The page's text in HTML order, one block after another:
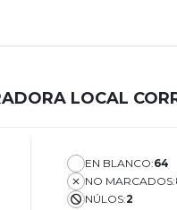
LOCAL
EN BLANCO:64
NO MARCADOS:
NÚLOS:2